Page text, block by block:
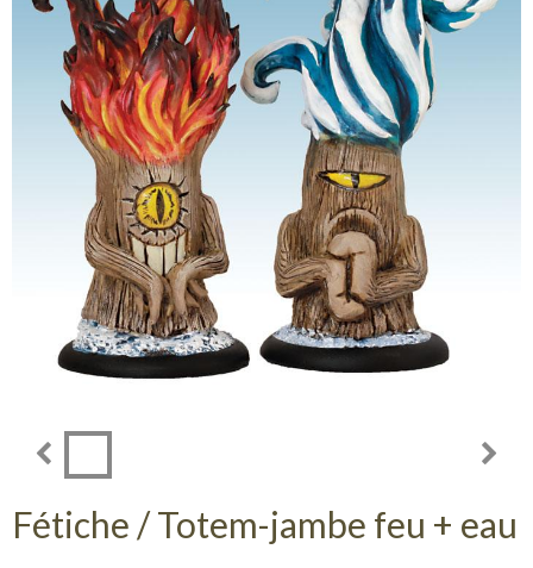
Fétiche / Totem-jambe feu + eau